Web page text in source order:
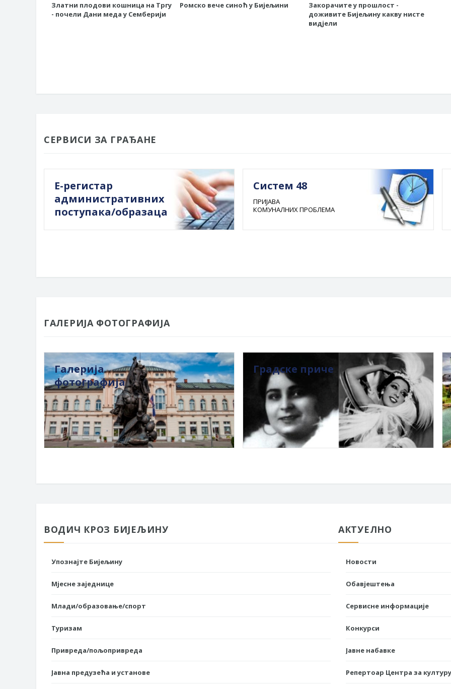
Златни плодови кошница на Тргу
- почели Дани меда у Семберији
Ромско вече синоћ у Бијељини
Закорачите у прошлост -
доживите Бијељину какву нисте
видјели
СЕРВИСИ ЗА ГРАЂАНЕ
Е-регистар
административних
поступака/образаца
Систем 48
ПРИЈАВА
КОМУНАЛНИХ ПРОБЛЕМА
ГАЛЕРИЈА ФОТОГРАФИЈА
Галерија
фотографија
Градске приче
ВОДИЧ КРОЗ БИЈЕЉИНУ
Упознајте Бијељину
Мјесне заједнице
Млади/образовање/спорт
Туризам
Привреда/пољопривреда
Јавна предузећа и установе
АКТУЕЛНО
Новости
Обавјештења
Сервисне информације
Конкурси
Јавне набавке
Репертоар Центра за